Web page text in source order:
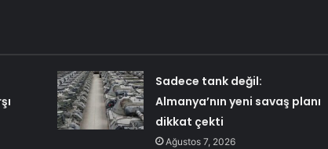
Sadece tank değil:
Almanya’nın yeni savaş planı
dikkat çekti
Ağustos 7, 2026